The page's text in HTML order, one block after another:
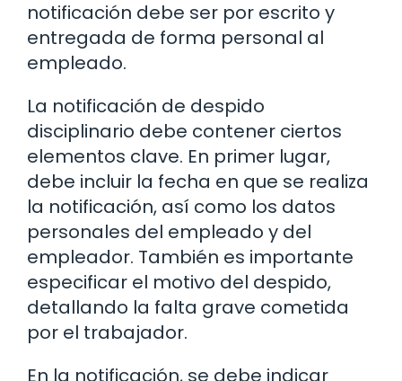
notificación debe ser por escrito y
entregada de forma personal al
empleado.
La notificación de despido
disciplinario debe contener ciertos
elementos clave. En primer lugar,
debe incluir la fecha en que se realiza
la notificación, así como los datos
personales del empleado y del
empleador. También es importante
especificar el motivo del despido,
detallando la falta grave cometida
por el trabajador.
En la notificación, se debe indicar